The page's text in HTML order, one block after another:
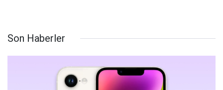
Son Haberler